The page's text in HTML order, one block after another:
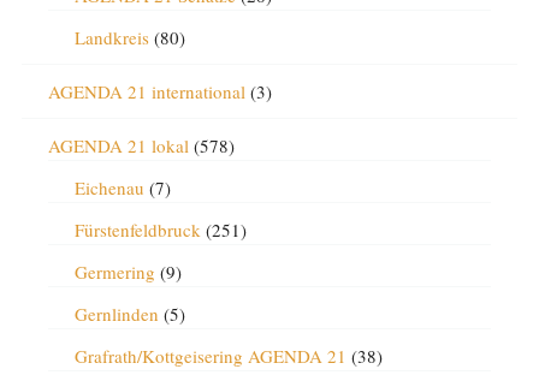
Landkreis(80)
AGENDA 21 international (3)
AGENDA 21 lokal (578)
Eichenau (7)
Fürstenfeldbruck (251)
Germering (9)
Gernlinden (5)
Grafrath/Kottgeisering AGENDA 21 (38)